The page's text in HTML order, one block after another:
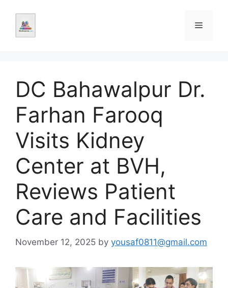
content
Menu
DC Bahawalpur Dr.
Farhan Farooq
Visits Kidney
Center at BVH,
Reviews Patient
Care and Facilities
November 12, 2025 by yousaf0811@gmail.com